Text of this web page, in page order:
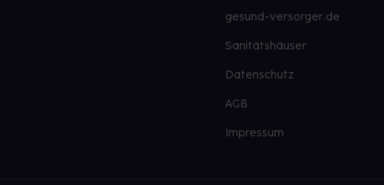
gesund-versorger.de
Sanitätshäuser
Datenschutz
AGB
Impressum